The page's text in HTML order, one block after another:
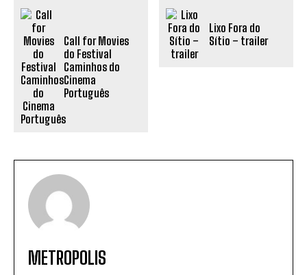
Call for Movies
do Festival
Caminhos do
Cinema
Português
Lixo Fora do
Sítio – trailer
METROPOLIS